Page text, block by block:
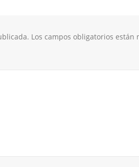
Los campos obligatorios están